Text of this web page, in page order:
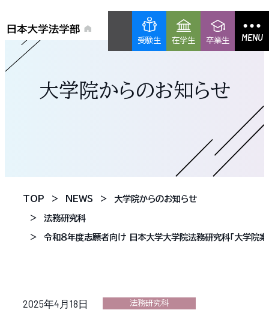
受験生 在学生 卒業生 MENU
大学院からのお知らせ
TOP NEWS 大学院からのお知らせ
法務研究科
令和８年度志願者向け 日本大学大学院法務研究科「大学院案
2025年4月18日 法務研究科